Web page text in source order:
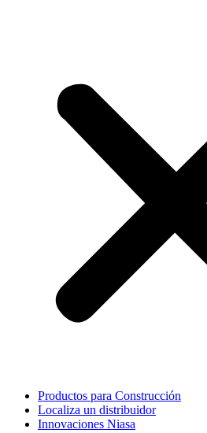
Productos para Construcción
Localiza un distribuidor
Innovaciones Niasa